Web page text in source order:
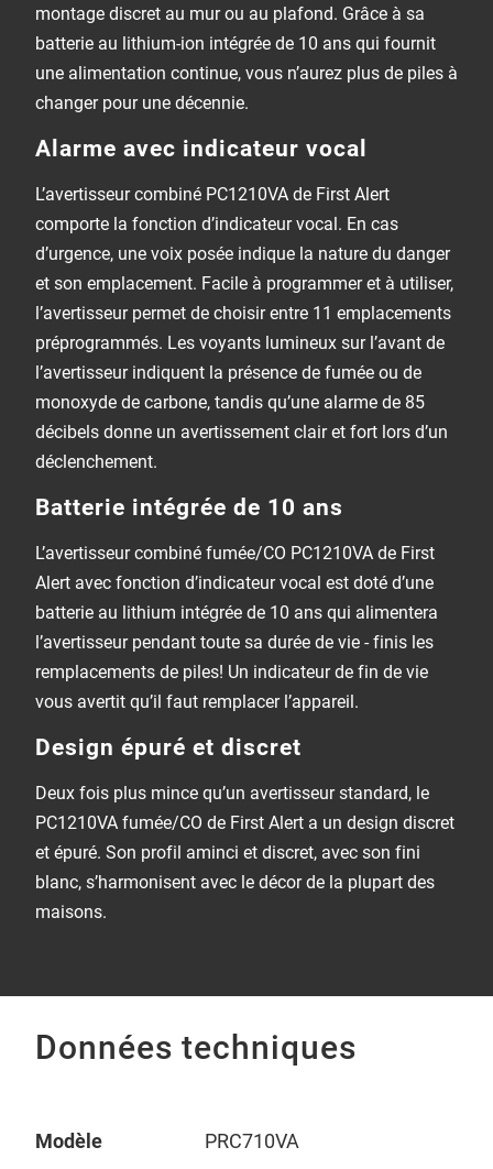
montage discret au mur ou au plafond. Grâce à sa
batterie au lithium-ion intégrée de 10 ans qui fournit
une alimentation continue, vous n’aurez plus de piles à
changer pour une décennie.
Alarme avec indicateur vocal
L’avertisseur combiné PC1210VA de First Alert
comporte la fonction d’indicateur vocal. En cas
d’urgence, une voix posée indique la nature du danger
et son emplacement. Facile à programmer et à utiliser,
l’avertisseur permet de choisir entre 11 emplacements
préprogrammés. Les voyants lumineux sur l’avant de
l’avertisseur indiquent la présence de fumée ou de
monoxyde de carbone, tandis qu’une alarme de 85
décibels donne un avertissement clair et fort lors d’un
déclenchement.
Batterie intégrée de 10 ans
L’avertisseur combiné fumée/CO PC1210VA de First
Alert avec fonction d’indicateur vocal est doté d’une
batterie au lithium intégrée de 10 ans qui alimentera
l’avertisseur pendant toute sa durée de vie - finis les
remplacements de piles! Un indicateur de fin de vie
vous avertit qu’il faut remplacer l’appareil.
Design épuré et discret
Deux fois plus mince qu’un avertisseur standard, le
PC1210VA fumée/CO de First Alert a un design discret
et épuré. Son profil aminci et discret, avec son fini
blanc, s’harmonisent avec le décor de la plupart des
maisons.
Données techniques
Modèle PRC710VA